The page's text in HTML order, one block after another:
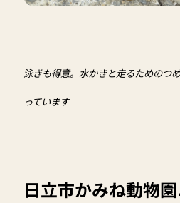
泳ぎも得意。水かきと走るためのつ
っています
日立市かみね動物